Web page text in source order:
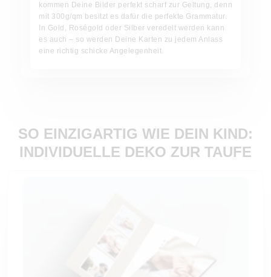
kommen Deine Bilder perfekt scharf zur Geltung, denn
mit 300g/qm besitzt es dafür die perfekte Grammatur.
In Gold, Roségold oder Silber veredelt werden kann
es auch – so werden Deine Karten zu jedem Anlass
eine richtig schicke Angelegenheit.
SO EINZIGARTIG WIE DEIN KIND:
INDIVIDUELLE DEKO ZUR TAUFE